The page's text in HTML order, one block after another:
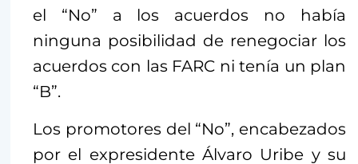
el “No” a los acuerdos no había
ninguna posibilidad de renegociar los
acuerdos con las FARC ni tenía un plan
“B”.
Los promotores del “No”, encabezados
por el expresidente Álvaro Uribe y su